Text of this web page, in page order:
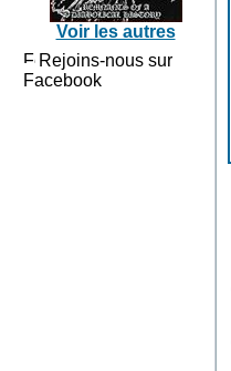
Voir les autres
Rejoins-nous sur
Facebook